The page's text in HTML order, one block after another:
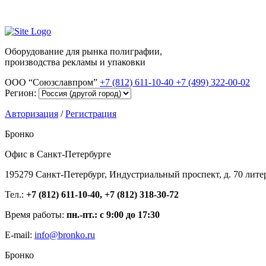
Оборудование для рынка полиграфии,
производства рекламы и упаковки
ООО “Союзславпром” +7 (812) 611-10-40 +7 (499) 322-00-02
Регион:
Авторизация /Регистрация
Бронко
Офис в Санкт-Петербурге
195279 Санкт-Петербург, Индустриальный проспект, д. 70
Тел.: +7 (812) 611-10-40, +7 (812) 318-30-72
Время работы: пн.-пт.: с 9:00 до 17:30
E-mail: info@bronko.ru
Бронко